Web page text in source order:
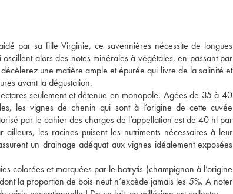
par sa fille Virginie, ce savennières nécessite de longues
alors des notes minérales à végétales, en passant par
une matière ample et épurée qui livre de la salinité et
avant la dégustation.
seulement et détenue en monopole. Agées de 35 à 40
les vignes de chenin qui sont à l’origine de cette cuvée
par le cahier des charges de l’appellation est de 40 hl par
les racines puisent les nutriments nécessaires à leur
un drainage adéquat aux vignes idéalement exposées
colorées et marquées par le botrytis (champignon à l’origine
la proportion de bois neuf n’excède jamais les 5%. A noter